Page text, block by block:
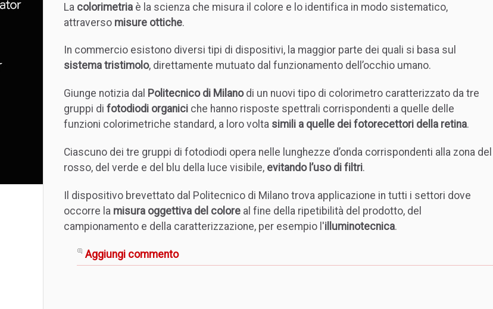
La colorimetria è la scienza che misura il colore e lo identifica in modo sistematico,
attraverso misure ottiche.
In commercio esistono diversi tipi di dispositivi, la maggior parte dei quali si basa sul
sistema tristimolo, direttamente mutuato dal funzionamento dell’occhio umano.
Giunge notizia dal Politecnico di Milanodi un nuovi tipo di colorimetro caratterizzato da tre
gruppi di fotodiodi organici che hanno risposte spettrali corrispondenti a quelle delle
funzioni colorimetriche standard, a loro volta simili a quelle dei fotorecettori della retina.
Ciascuno dei tre gruppi di fotodiodi opera nelle lunghezze d’onda corrispondenti alla zona del
rosso, del verde e del blu della luce visibile, evitando l’uso di filtri.
Il dispositivo brevettato dal Politecnico di Milano trova applicazione in tutti i settori dove
occorre la misura oggettiva del colore al fine della ripetibilità del prodotto, del
campionamento e della caratterizzazione, per esempio l'illuminotecnica.
Aggiungi commento